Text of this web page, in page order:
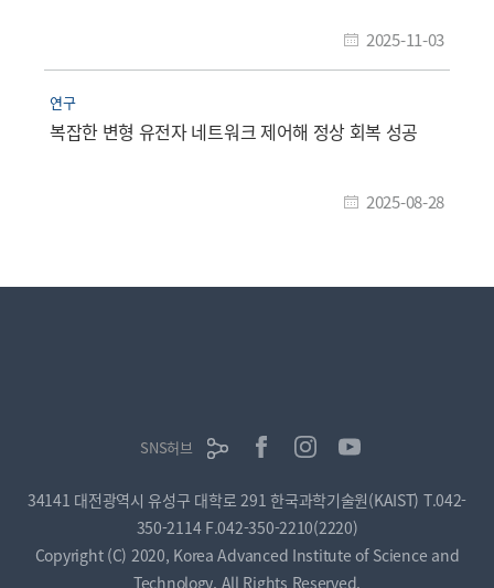
2025-11-03
연구
복잡한 변형 유전자 네트워크 제어해 정상 회복 성공
2025-08-28
SNS허브
34141 대전광역시 유성구 대학로 291 한국과학기술원(KAIST) T.042-
350-2114 F.042-350-2210(2220)
Copyright (C) 2020, Korea Advanced Institute of Science and
Technology, All Rights Reserved.